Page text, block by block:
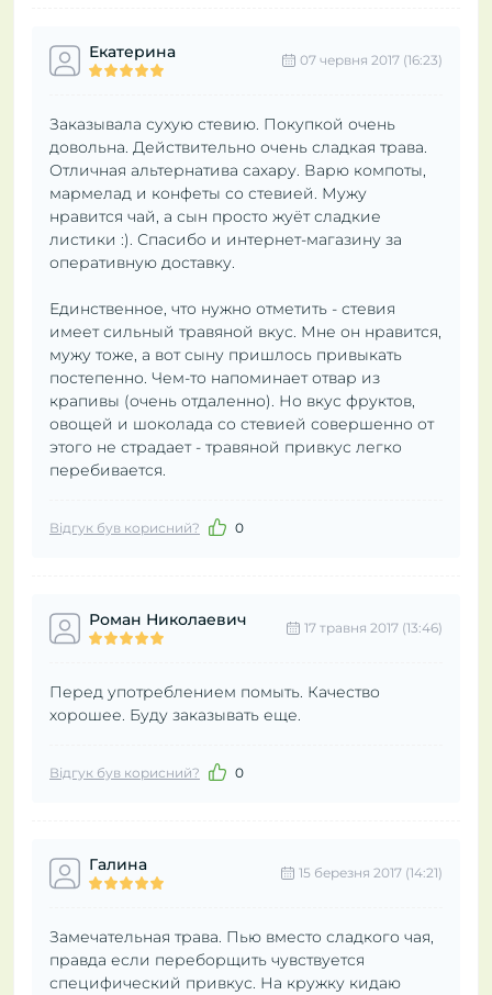
Екатерина 07 червня 2017 (16:23)
Заказывала сухую стевию. Покупкой очень
довольна. Действительно очень сладкая трава.
Отличная альтернатива сахару. Варю компоты,
мармелад и конфеты со стевией. Мужу
нравится чай, а сын просто жуёт сладкие
листики :). Спасибо и интернет-магазину за
оперативную доставку.
Единственное, что нужно отметить - стевия
имеет сильный травяной вкус. Мне он нравится,
мужу тоже, а вот сыну пришлось привыкать
постепенно. Чем-то напоминает отвар из
крапивы (очень отдаленно). Но вкус фруктов,
овощей и шоколада со стевией совершенно от
этого не страдает - травяной привкус легко
перебивается.
Відгук був корисний? 0
Роман Николаевич 17 травня 2017 (13:46)
Перед употреблением помыть. Качество
хорошее. Буду заказывать еще.
Відгук був корисний? 0
Галина 15 березня 2017 (14:21)
Замечательная трава. Пью вместо сладкого чая,
правда если переборщить чувствуется
специфический привкус. На кружку кидаю